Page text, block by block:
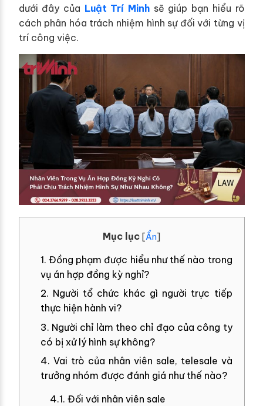
dưới đây của Luật Trí Minh sẽ giúp bạn hiểu rõ
cách phân hóa trách nhiệm hình sự đối với từng vị
trí công việc.
Mục lục [Ẩn]
1. Đồng phạm được hiểu như thế nào trong
vụ án hợp đồng kỳ nghỉ?
2. Người tổ chức khác gì người trực tiếp
thực hiện hành vi?
3. Người chỉ làm theo chỉ đạo của công ty
có bị xử lý hình sự không?
4. Vai trò của nhân viên sale, telesale và
trưởng nhóm được đánh giá như thế nào?
4.1. Đối với nhân viên sale